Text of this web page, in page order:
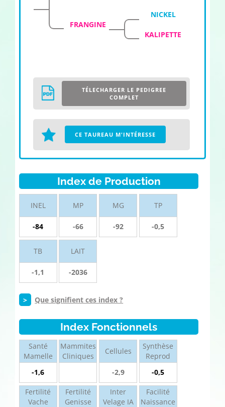
FRANGINE
NICKEL
KALIPETTE
TÉLECHARGER LE PEDIGREE
COMPLET
CE TAUREAU M'INTÉRESSE
Index de Production
INEL
-84
MP
-66
MG
-92
TP
-0,5
TB
-1,1
LAIT
-2036
> Que signifient ces index ?
Index Fonctionnels
Santé
Mamelle
-1,6
Mammites
Cliniques
Cellules
-2,9
Synthèse
Reprod
-0,5
Fertilité
Vache
Fertilité
Genisse
Inter
Velage IA
Facilité
Naissance